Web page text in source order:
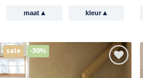
maat ▴ kleur▴
sale -30%